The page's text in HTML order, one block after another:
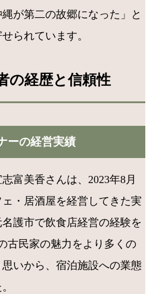
が第二の故郷になった」と
られています。
の経歴と信頼性
ーの経営実績
富美香さんは、2023年8月
・居酒屋を経営してきた実
護市で飲食店経営の経験を
古民家の魅力をより多くの
いから、宿泊施設への業態